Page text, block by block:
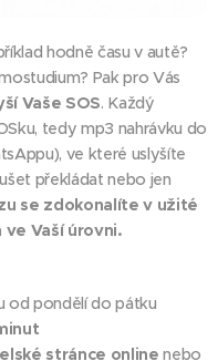
hodně času v autě?
Pak pro Vás
Vaše SOS. Každý
tedy mp3 nahrávku do
ve které uslyšíte
překládat nebo jen
se zdokonalíte v užité
Vaší úrovni.
od pondělí do pátku
stránce online nebo